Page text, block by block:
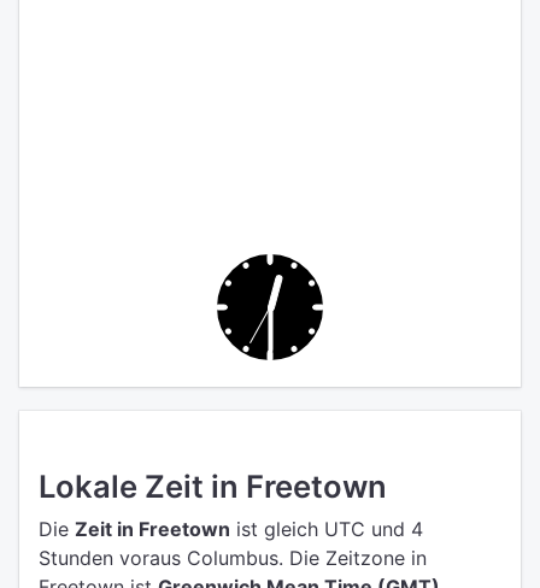
Lokale Zeit in Freetown
Die Zeit in Freetown ist gleich UTC und 4
Stunden voraus Columbus. Die Zeitzone in